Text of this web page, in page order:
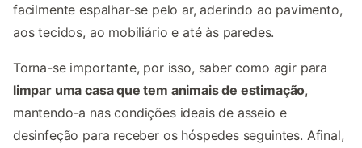
facilmente espalhar-se pelo ar, aderindo ao pavimento,
aos tecidos, ao mobiliário e até às paredes.
Torna-se importante, por isso, saber como agir para
limpar uma casa que tem animais de estimação,
mantendo-a nas condições ideais de asseio e
desinfeção para receber os hóspedes seguintes. Afinal,